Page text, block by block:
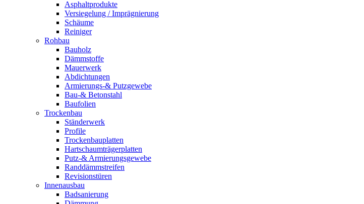
Asphaltprodukte
Versiegelung / Imprägnierung
Schäume
Reiniger
Rohbau
Bauholz
Dämmstoffe
Mauerwerk
Abdichtungen
Armierungs-& Putzgewebe
Bau-& Betonstahl
Baufolien
Trockenbau
Ständerwerk
Profile
Trockenbauplatten
Hartschaumträgerplatten
Putz-& Armierungsgewebe
Randdämmstreifen
Revisionstüren
Innenausbau
Badsanierung